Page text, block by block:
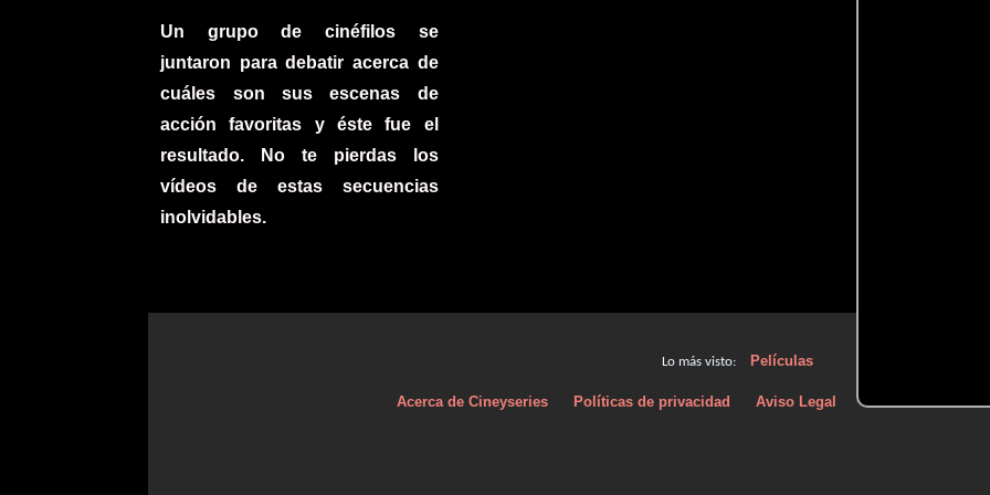
Un grupo de cinéfilos se
juntaron para debatir acerca de
cuáles son sus escenas de
acción favoritas y éste fue el
resultado. No te pierdas los
vídeos de estas secuencias
inolvidables.
Lo más visto: Películas
Acerca de Cineyseries Políticas de privacidad Aviso Legal Políticas de